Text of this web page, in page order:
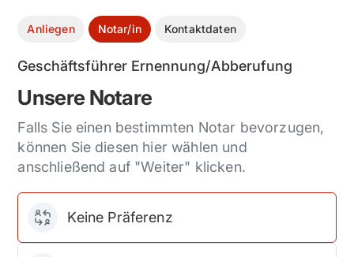
Anliegen Notar/in Kontaktdaten
Geschäftsführer Ernennung/Abberufung
Unsere Notare
Falls Sie einen bestimmten Notar bevorzugen,
können Sie diesen hier wählen und
anschließend auf "Weiter" klicken.
Keine Präferenz